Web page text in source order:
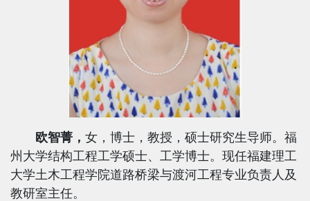
欧智菁， 女，博士，教授，硕士研究生导师。福
州大学结构工程工学硕士、工学博士。现任福建理工
大学土木工程学院道路桥梁与渡河工程专业负责人及
教研室主任。